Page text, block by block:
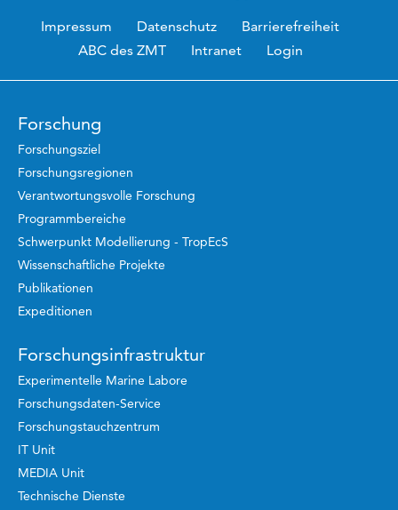
Impressum Datenschutz
Barrierefreiheit
ABC des ZMT
Intranet Login
Forschung
Forschungsziel
Forschungsregionen
Verantwortungsvolle Forschung
Programmbereiche
Schwerpunkt Modellierung - TropEcS
Wissenschaftliche Projekte
Publikationen
Expeditionen
Forschungsinfrastruktur
Experimentelle Marine Labore
Forschungsdaten-Service
Forschungstauchzentrum
IT Unit
MEDIA Unit
Technische Dienste